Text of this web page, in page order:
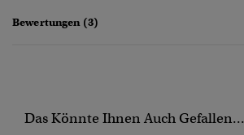
Bewertungen (3)
Das Könnte Ihnen Auch Gefallen...